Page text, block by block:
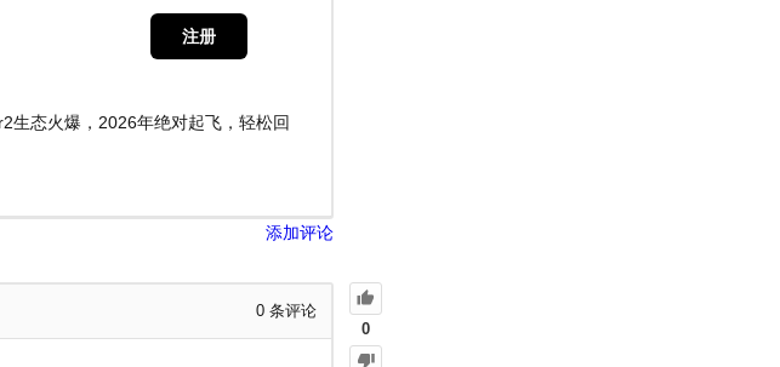
注册
生态火爆，2026年绝对起飞，轻松回
添加评论
0
0 条评论